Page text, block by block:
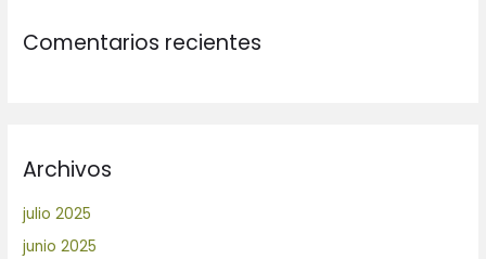
Comentarios recientes
Archivos
julio 2025
junio 2025